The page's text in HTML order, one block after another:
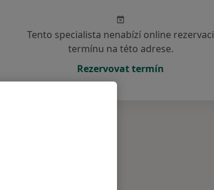
Tento specialista nenabízí online rezervaci
termínu na této adrese.
Rezervovat termín